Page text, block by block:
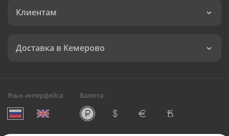
Клиентам
Доставка в Кемерово
Язык интерфейса: Валюта: